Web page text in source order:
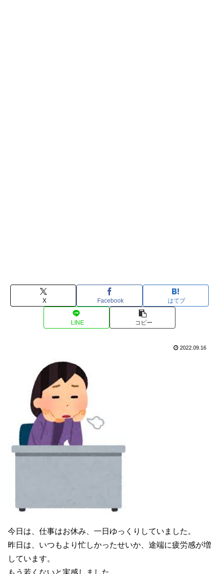
X Facebook はてブ
LINE コピー
2022.09.16
今日は、仕事はお休み、一日ゆっくりしていました。
昨日は、いつもより忙しかったせいか、途端に疲労感が増
しています。
もう若くないと実感しました。